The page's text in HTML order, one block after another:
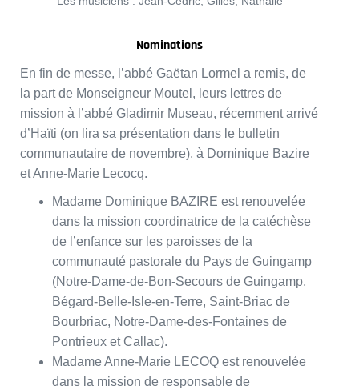
Nominations
En fin de messe, l’abbé Gaëtan Lormel a remis, de
la part de Monseigneur Moutel, leurs lettres de
mission à l’abbé Gladimir Museau, récemment arrivé
d’Haïti (on lira sa présentation dans le bulletin
communautaire de novembre), à Dominique Bazire
et Anne-Marie Lecocq.
Madame Dominique BAZIRE est renouvelée
dans la mission coordinatrice de la catéchèse
de l’enfance sur les paroisses de la
communauté pastorale du Pays de Guingamp
(Notre-Dame-de-Bon-Secours de Guingamp,
Bégard-Belle-Isle-en-Terre, Saint-Briac de
Bourbriac, Notre-Dame-des-Fontaines de
Pontrieux et Callac).
Madame Anne-Marie LECOQ est renouvelée
dans la mission de responsable de